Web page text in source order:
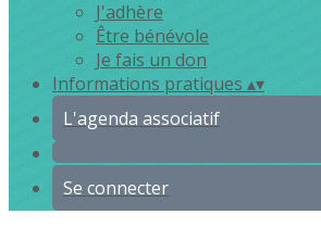
J'adhère
Être bénévole
Je fais un don
Informations pratiques ▴▾
L'agenda associatif
Se connecter